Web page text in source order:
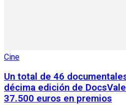
Cine
Un total de 46
décima edición de
37.500 euros en premios